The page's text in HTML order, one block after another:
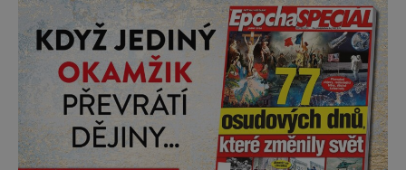
Můstek si dodnes uchovává syrový horský
charakter, klid a zvláštní atmosféru
šumavských hřebenů, kde se střídá hustý les